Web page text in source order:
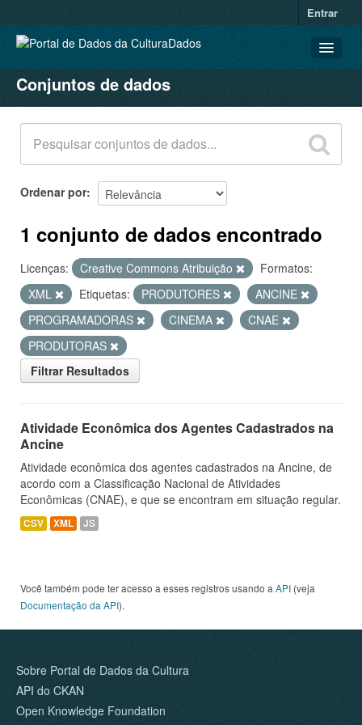
Entrar
CONJUNTOS DE DADOS
ORGANIZAÇÕES
GRUPOS
SOBRE
Conjuntos de dados
Ordenar por
1 conjunto de dados encontrado
Licenças: Creative Commons Atribuição
Formatos:
XML
Etiquetas: PRODUTORES
ANCINE
PROGRAMADORAS
CINEMA
CNAE
PRODUTORAS
Filtrar Resultados
Atividade Econômica dos Agentes Cadastrados na
Ancine
Atividade econômica dos agentes cadastrados na Ancine, de
acordo com a Classificação Nacional de Atividades
Econômicas (CNAE), e que se encontram em situação regular.
CSV XML JS
Você também pode ter acesso a esses registros usando a API (veja
Documentação da API).
Sobre Portal de Dados da Cultura
API do CKAN
Open Knowledge Foundation